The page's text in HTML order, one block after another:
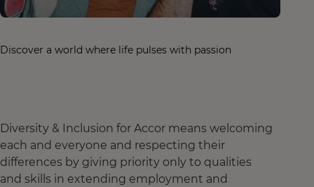
Discover a world where life pulses with passion
Diversity & Inclusion for Accor means welcoming
each and everyone and respecting their
differences by giving priority only to qualities
and skills in extending employment and